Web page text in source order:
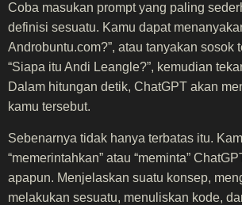
Coba masukan prompt yang paling
definisi sesuatu. Kamu dapat
Androbuntu.com?”, atau tanyakan sosok
“Siapa itu Andi Leangle?”, kemudian
Dalam hitungan detik, ChatGPT akan
kamu tersebut.
Sebenarnya tidak hanya terbatas itu.
“memerintahkan” atau “meminta”
apapun. Menjelaskan suatu konsep,
melakukan sesuatu, menuliskan kode,